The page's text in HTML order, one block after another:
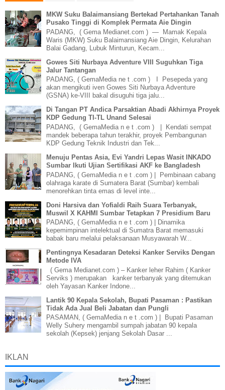
MKW Suku Balaimansiang Bertekad Pertahankan Tanah
Pusako Tinggi di Komplek Permata Aie Dingin
PADANG, ( Gema Medianet.com ) — Mamak Kepala
Waris (MKW) Suku Balaimansiang Aie Dingin, Kelurahan
Balai Gadang, Lubuk Minturun, Kecam...
Gowes Siti Nurbaya Adventure VIII Suguhkan Tiga
Jalur Tantangan
PADANG, ( GemaMedia ne t .com ) I Pesepeda yang
akan mengikuti iven Gowes Siti Nurbaya Adventure
(GSNA) ke-VIII bakal disuguhi tiga jalu...
Di Tangan PT Andica Parsaktian Abadi Akhirnya Proyek
KDP Gedung TI-TL Unand Selesai
PADANG, ( GemaMedia n e t .com ) | Kendati sempat
mandek beberapa tahun terakhir, proyek Pembangunan
KDP Gedung Teknik Industri dan Tek...
Menuju Pentas Asia, Evi Yandri Lepas Wasit INKADO
Sumbar Ikuti Ujian Sertifikasi AKF ke Bangladesh
PADANG, ( GemaMedia n e t .com ) | Pembinaan cabang
olahraga karate di Sumatera Barat (Sumbar) kembali
menorehkan tinta emas di level inte...
Doni Harsiva dan Yofialdi Raih Suara Terbanyak,
Muswil X KAHMI Sumbar Tetapkan 7 Presidium Baru
PADANG, ( GemaMedia n e t .com ) | Dinamika
kepemimpinan intelektual di Sumatra Barat memasuki
babak baru melalui pelaksanaan Musyawarah W...
Pentingnya Kesadaran Deteksi Kanker Serviks Dengan
Metode IVA
( Gema Medianet.com ) – Kanker leher Rahim ( Kanker
Serviks ) merupakan kanker terbanyak yang ditemukan
oleh Yayasan Kanker Indone...
Lantik 90 Kepala Sekolah, Bupati Pasaman : Pastikan
Tidak Ada Jual Beli Jabatan dan Pungli
PASAMAN, ( GemaMedia n e t .com ) | Bupati Pasaman
Welly Suhery mengambil sumpah jabatan 90 kepala
sekolah (Kepsek) jenjang Sekolah Dasar ...
IKLAN